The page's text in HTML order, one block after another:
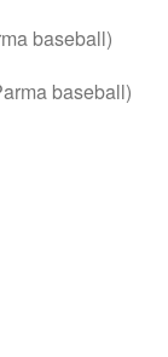
baseball)
baseball)